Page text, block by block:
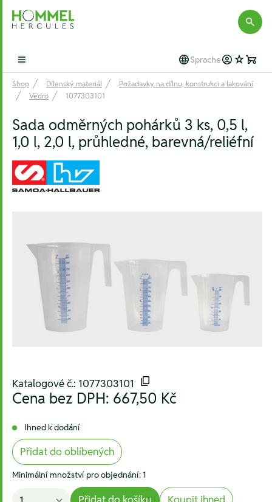
Hommel Hercules
Open main menu Sprache
Shop Dílenský materiál
Požadavky na dílnu, konstrukci a lakování
Vědro
1077303101
Sada odměrných pohárků 3 ks, 0,5 l,
1,0 l, 2,0 l, průhledné, barevná/reliéfní
Katalogové č.: 1077303101
Cena bez DPH: 667,50 Kč
Ihned k dodání
Přidat do oblíbených
Minimální množství pro objednání: 1